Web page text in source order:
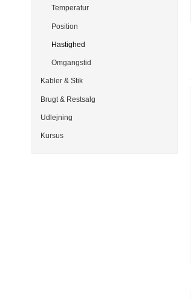
Temperatur
Position
Hastighed
Omgangstid
Kabler & Stik
Brugt & Restsalg
Udlejning
Kursus